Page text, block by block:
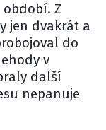
Z
jen dvakrát a
do
v
další
nepanuje